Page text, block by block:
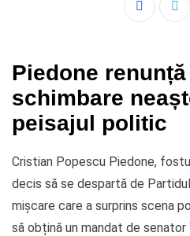
Piedone
schimbare
peisajul politic
Cristian Popescu Piedone,
decis să se despartă de
mișcare care a surprins scena
să obțină un mandat de senator